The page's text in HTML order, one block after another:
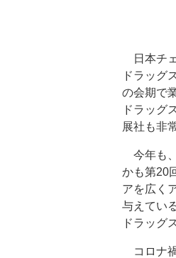
日本チ
ドラッグ
の会期で
ドラッグ
展社も非
今年も
かも第20
アを広く
与えてい
ドラッグ
コロナ